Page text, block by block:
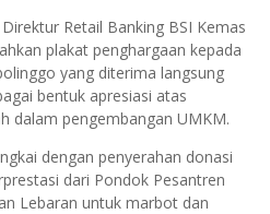
Retail Banking BSI Kemas
plakat penghargaan kepada
yang diterima langsung
bentuk apresiasi atas
dalam pengembangan UMKM.
dengan penyerahan donasi
dari Pondok Pesantren
Lebaran untuk marbot dan